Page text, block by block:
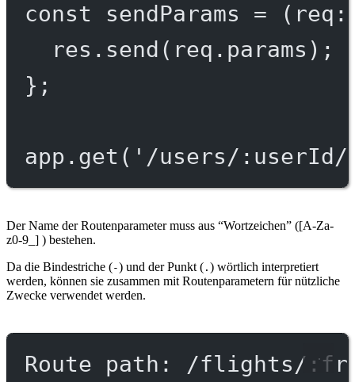
const sendParams = ( req :
res. send (req.params);
};
app. get ( '/users/:userId/
Der Name der Routenparameter muss aus “Wortzeichen” ([A-Za-
z0-9_] ) bestehen.
Da die Bindestriche (-) und der Punkt ( . ) wörtlich interpretiert
werden, können sie zusammen mit Routenparametern für nützliche
Zwecke verwendet werden.
Route path: /flights/